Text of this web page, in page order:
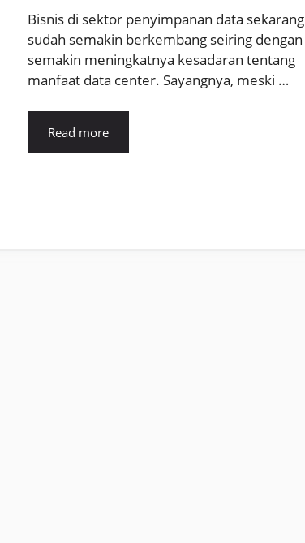
Bisnis di sektor penyimpanan data sekarang
sudah semakin berkembang seiring dengan
semakin meningkatnya kesadaran tentang
manfaat data center. Sayangnya, meski …
Read more